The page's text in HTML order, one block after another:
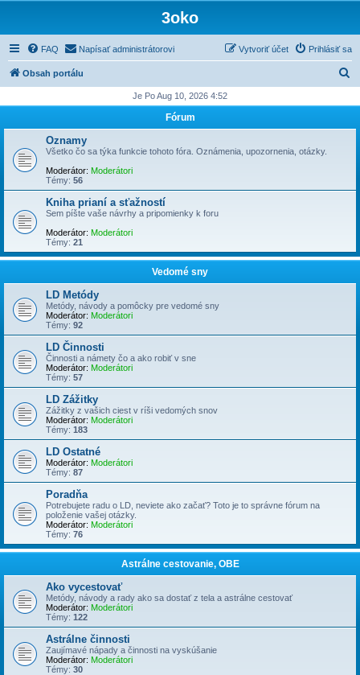
3oko
FAQ Napísať administrátorovi Prihlásiť sa
Vytvoriť účet
Obsah portálu
d
Je Po Aug 10, 2026 4:52
Fórum
Oznamy
Všetko čo sa týka funkcie tohoto fóra. Oznámenia, upozornenia, otázky.
Moderátor: Moderátori
Témy: 56
Kniha prianí a sťažností
Sem píšte vaše návrhy a pripomienky k foru
Moderátor: Moderátori
Témy: 21
Vedomé sny
LD Metódy
Metódy, návody a pomôcky pre vedomé sny
Moderátor: Moderátori
Témy: 92
LD Činnosti
Činnosti a námety čo a ako robiť v sne
Moderátor: Moderátori
Témy: 57
LD Zážitky
Zážitky z vašich ciest v ríši vedomých snov
Moderátor: Moderátori
Témy: 183
LD Ostatné
Moderátor: Moderátori
Témy: 87
Poradňa
Potrebujete radu o LD, neviete ako začať? Toto je to správne fórum na
položenie vašej otázky.
Moderátor: Moderátori
Témy: 76
Astrálne cestovanie, OBE
Ako vycestovať
Metódy, návody a rady ako sa dostať z tela a astrálne cestovať
Moderátor: Moderátori
Témy: 122
Astrálne činnosti
Zaujímavé nápady a činnosti na vyskúšanie
Moderátor: Moderátori
Témy: 30